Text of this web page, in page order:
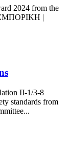
2024 from the
|
II-1/3-8
standards from